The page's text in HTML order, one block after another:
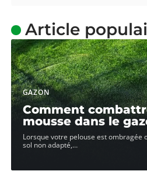
Article
GAZON
Comment
mousse dans le
Lorsque votre pelouse est ombragée
sol non adapté,…